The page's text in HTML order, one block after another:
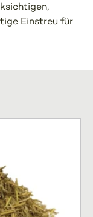
Einstreu für